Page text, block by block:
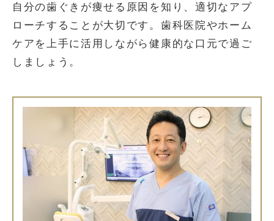
自分の歯ぐきが痩せる原因を知り、適切なアプ
ローチすることが大切です。歯科医院やホーム
ケアを上手に活用しながら健康的な口元で過ご
しましょう。